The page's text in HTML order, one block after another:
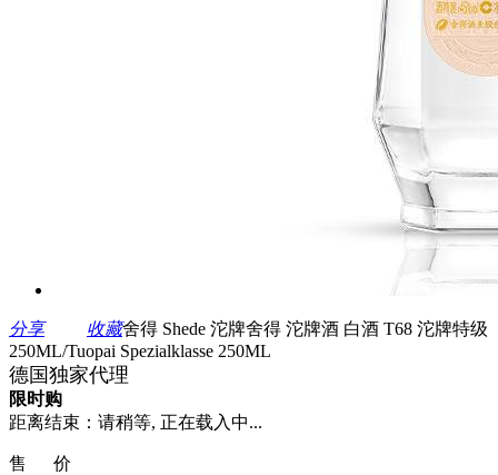
分享 收藏舍得 Shede 沱牌舍得 沱牌酒 白酒 T68 沱牌特级
250ML/Tuopai Spezialklasse 250ML
德国独家代理
限时购
距离结束： 请稍等, 正在载入中...
售 价